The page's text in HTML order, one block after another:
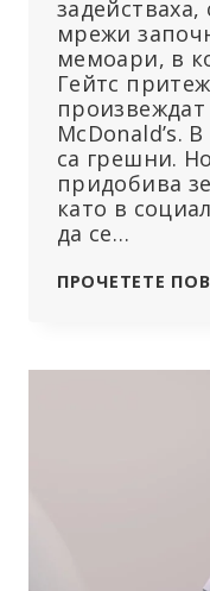
мрежи
мемоари, в
Гейтс
McDonald’s.
са грешни.
придобива
като в
да се…
ПРОЧЕТЕТЕ